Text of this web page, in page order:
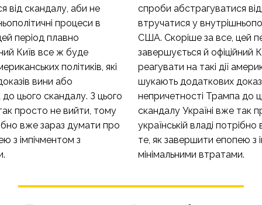
від скандалу, аби не
процеси в
період плавно
Київ все ж буде
політиків, які
вини або
цього скандалу. З цього
просто не вийти, тому
вже зараз думати про
з імпічментом з
спроби абстрагуватися
втручатися у
США. Скоріше за все, цей
завершується й офіційний
реагувати на такі дії
шукають додаткових
непричетності Трампа до
скандалу Україні вже так
українській владі
те, як завершити епопею з
мінімальними втратами.